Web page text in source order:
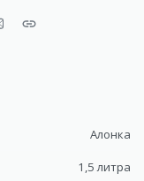
Алонка
1,5 литра